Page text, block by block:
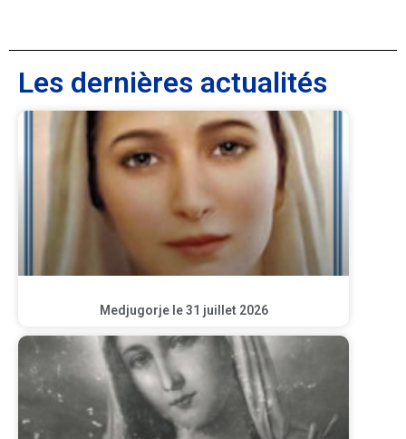
Les dernières actualités
Medjugorje le 31 juillet 2026